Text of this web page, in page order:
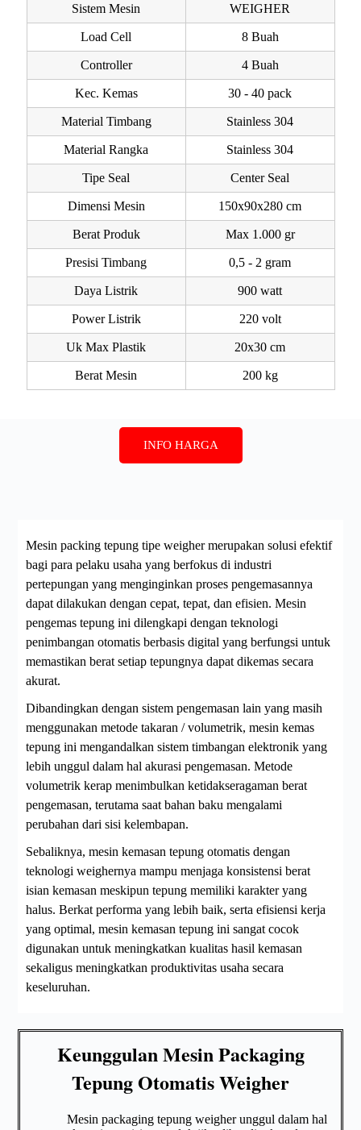
Sistem Mesin WEIGHER
Load Cell 8 Buah
Controller 4 Buah
Kec. Kemas 30 - 40 pack
Material Timbang Stainless 304
Material Rangka Stainless 304
Tipe Seal Center Seal
Dimensi Mesin 150x90x280 cm
Berat Produk Max 1.000 gr
Presisi Timbang 0,5 - 2 gram
Daya Listrik 900 watt
Power Listrik 220 volt
Uk Max Plastik 20x30 cm
Berat Mesin 200 kg
INFO HARGA
Mesin packing tepung tipe weigher merupakan solusi efektif
bagi para pelaku usaha yang berfokus di industri
pertepungan yang menginginkan proses pengemasannya
dapat dilakukan dengan cepat, tepat, dan efisien. Mesin
pengemas tepung ini dilengkapi dengan teknologi
penimbangan otomatis berbasis digital yang berfungsi untuk
memastikan berat setiap tepungnya dapat dikemas secara
akurat.
Dibandingkan dengan sistem pengemasan lain yang masih
menggunakan metode takaran / volumetrik, mesin kemas
tepung ini mengandalkan sistem timbangan elektronik yang
lebih unggul dalam hal akurasi pengemasan. Metode
volumetrik kerap menimbulkan ketidakseragaman berat
pengemasan, terutama saat bahan baku mengalami
perubahan dari sisi kelembapan.
Sebaliknya, mesin kemasan tepung otomatis dengan
teknologi weighernya mampu menjaga konsistensi berat
isian kemasan meskipun tepung memiliki karakter yang
halus. Berkat performa yang lebih baik, serta efisiensi kerja
yang optimal, mesin kemasan tepung ini sangat cocok
digunakan untuk meningkatkan kualitas hasil kemasan
sekaligus meningkatkan produktivitas usaha secara
keseluruhan.
Keunggulan Mesin Packaging
Tepung Otomatis Weigher
Mesin packaging tepung weigher unggul dalam hal